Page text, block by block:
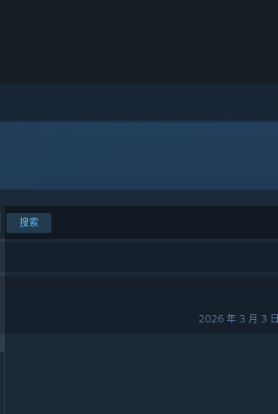
搜索
2026 年 3 月 3 日